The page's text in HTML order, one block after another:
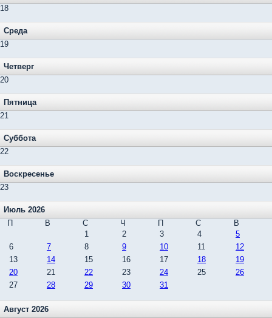
18
Среда
19
Четверг
20
Пятница
21
Суббота
22
Воскресенье
23
Июль 2026
П
В С Ч П С
В
1
2 3 4
5
6
7 8 9 10 11
12
13
14 15 16 17 18
19
20
21 22 23 24 25
26
27
28 29 30 31
Август 2026